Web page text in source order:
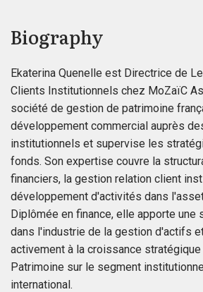
Biography
Ekaterina Quenelle est Directrice de
Clients Institutionnels chez MoZaïC
société de gestion de patrimoine
développement commercial auprès
institutionnels et supervise les
fonds. Son expertise couvre la
financiers, la gestion relation client
développement d'activités dans
Diplômée en finance, elle apporte une
dans l'industrie de la gestion d'actifs
activement à la croissance
Patrimoine sur le segment
international.